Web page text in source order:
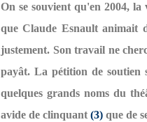
On se souvient qu'en 2004,
que Claude Esnault animait
justement. Son travail ne
payât. La pétition de soutien
quelques grands noms du
avide de clinquant (3) que de